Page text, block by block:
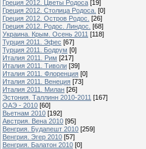
Греция 2012. Цветы Родоса [19]
Греция 2012. Столица Родоса. [0]
Греция 2012. Остров Родос. [26]
Греция 2012. Родос. Линдос. [68]
Украина. Крым. Осень 2011 [118]
Турция 2011. Эфес [67]
Турция 2011. Бодрум [0]
Италия 2011. Рим [217]
Италия 2011. Тиволи [39]
Италия 2011. Флоренция [0]
Италия 2011. Венеция [73]
Италия 2011. Милан [26]
Эстония. Таллинн 2010-2011 [167]
ОАЭ - 2010 [60]
Вьетнам 2010 [192]
Австрия. Вена 2010 [95]
Венгрия. Будапешт 2010 [259]
Венгрия. Эгер 2010 [57]
Венгрия. Балатон 2010 [0]